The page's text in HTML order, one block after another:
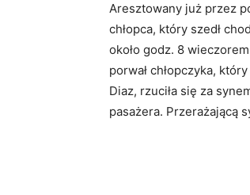
Aresztowany już przez
chłopca, który szedł
około godz. 8
porwał chłopczyka,
Diaz, rzuciła się za
pasażera. Przerażającą